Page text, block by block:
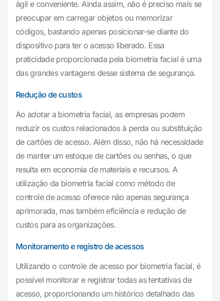
ágil e conveniente. Ainda assim, não é preciso mais se
preocupar em carregar objetos ou memorizar
códigos, bastando apenas posicionar-se diante do
dispositivo para ter o acesso liberado. Essa
praticidade proporcionada pela biometria facial é uma
das grandes vantagens desse sistema de segurança.
Redução de custos
Ao adotar a biometria facial, as empresas podem
reduzir os custos relacionados à perda ou substituição
de cartões de acesso. Além disso, não há necessidade
de manter um estoque de cartões ou senhas, o que
resulta em economia de materiais e recursos. A
utilização da biometria facial como método de
controle de acesso oferece não apenas segurança
aprimorada, mas também eficiência e redução de
custos para as organizações.
Monitoramento e registro de acessos
Utilizando o controle de acesso por biometria facial, é
possível monitorar e registrar todas as tentativas de
acesso, proporcionando um histórico detalhado das